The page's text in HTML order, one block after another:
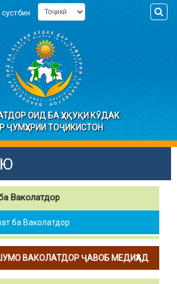
ОИД БА ҲУҚУҚИ КӮДАК
ҶУМҲУРИИ ТОҶИКИСТОН
Ваколатдор
ба Ваколатдор
ВАКОЛАТДОР ҶАВОБ МЕДИҲАД